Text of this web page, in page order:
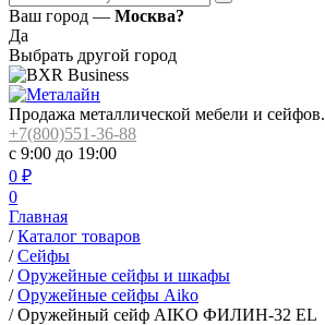
Ваш город — Москва?
Да
Выбрать другой город
Продажа металлической мебели и сейфов.
+7(800)551-36-88
с 9:00 до 19:00
0 ₽
0
Главная
/ Каталог товаров
/ Сейфы
/ Оружейные сейфы и шкафы
/ Оружейные сейфы Aiko
/ Оружейный сейф AIKO ФИЛИН-32 EL